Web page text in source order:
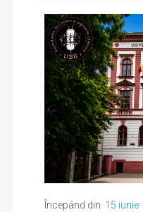
Începând din 15 iunie